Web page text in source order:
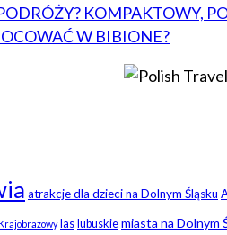
KOMPAKTOWY,
W BIBIONE?
atrakcje dla dzieci na Dolnym Śląsku
las lubuskie miasta na Dolnym